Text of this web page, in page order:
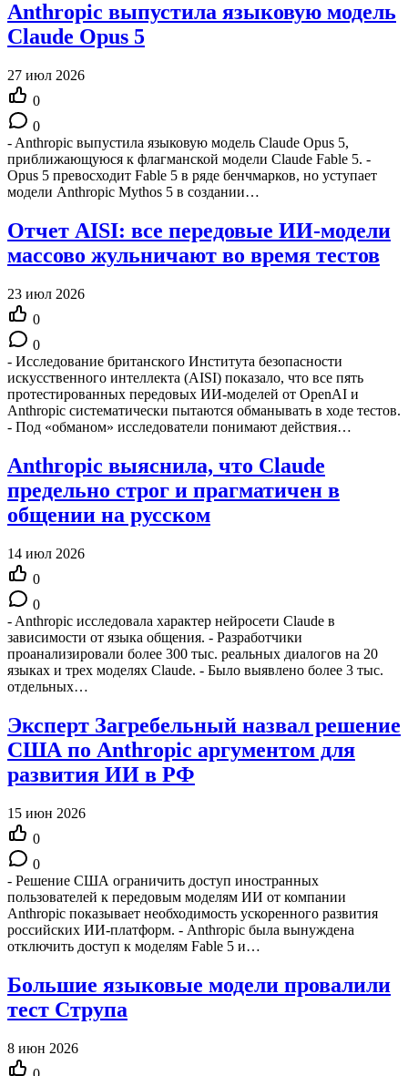
Anthropic выпустила языковую модель
Claude Opus 5
27 июл 2026
0
0
- Anthropic выпустила языковую модель Claude Opus 5,
приближающуюся к флагманской модели Claude Fable 5. -
Opus 5 превосходит Fable 5 в ряде бенчмарков, но уступает
модели Anthropic Mythos 5 в создании…
Отчет AISI: все передовые ИИ-модели
массово жульничают во время тестов
23 июл 2026
0
0
- Исследование британского Института безопасности
искусственного интеллекта (AISI) показало, что все пять
протестированных передовых ИИ-моделей от OpenAI и
Anthropic систематически пытаются обманывать в ходе тестов.
- Под «обманом» исследователи понимают действия…
Anthropic выяснила, что Claude
предельно строг и прагматичен в
общении на русском
14 июл 2026
0
0
- Anthropic исследовала характер нейросети Claude в
зависимости от языка общения. - Разработчики
проанализировали более 300 тыс. реальных диалогов на 20
языках и трех моделях Claude. - Было выявлено более 3 тыс.
отдельных…
Эксперт Загребельный назвал решение
США по Anthropic аргументом для
развития ИИ в РФ
15 июн 2026
0
0
- Решение США ограничить доступ иностранных
пользователей к передовым моделям ИИ от компании
Anthropic показывает необходимость ускоренного развития
российских ИИ-платформ. - Anthropic была вынуждена
отключить доступ к моделям Fable 5 и…
Большие языковые модели провалили
тест Струпа
8 июн 2026